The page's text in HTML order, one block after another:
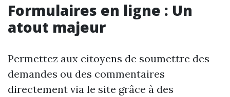
Formulaires en ligne : Un
atout majeur
Permettez aux citoyens de soumettre des
demandes ou des commentaires
directement via le site grâce à des